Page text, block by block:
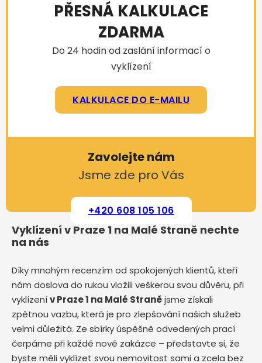
PŘESNÁ KALKULACE
ZDARMA
Do 24 hodin od zaslání informací o
vyklízení
KALKULACE DO E-MAILU
Zavolejte nám
Jsme zde pro Vás
+420 608 105 106
Vyklízení v Praze 1 na Malé Straně nechte
na nás
Díky mnohým recenzím od spokojených klientů, kteří
nám doslova do rukou vložili veškerou svou důvěru, při
vyklízenív Praze 1 na Malé Stranějsme získali
zpětnou vazbu, která je pro zlepšování našich služeb
velmi důležitá. Ze sbírky úspěšně odvedených prací
čerpáme při každé nové zakázce – představte si, že
byste měli vyklízet svou nemovitost sami a zcela bez